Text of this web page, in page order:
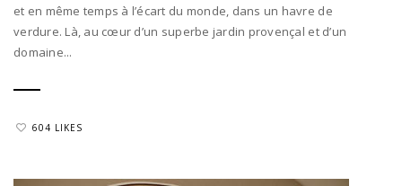
et en même temps à l’écart du monde, dans un havre de
verdure. Là, au cœur d’un superbe jardin provençal et d’un
domaine...
604 LIKES